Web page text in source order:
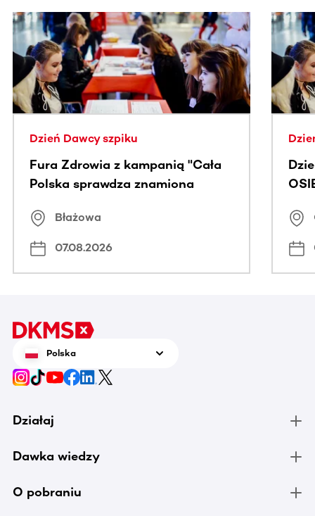
Ta sekcja zawiera treści przewijane w poziomie. Użyj
Dzień Dawcy szpiku
Fura Zdrowia z kampanią "Cała
Polska sprawdza znamiona
Błażowa
07.08.2026
Polska
Działaj
Dawka wiedzy
O pobraniu